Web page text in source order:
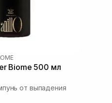
Biome 500 мл
от выпадения